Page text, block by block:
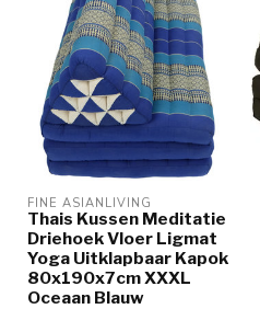
FINE ASIANLIVING
Thais Kussen Meditatie
Driehoek Vloer Ligmat
Yoga Uitklapbaar Kapok
80x190x7cm XXXL
Oceaan Blauw